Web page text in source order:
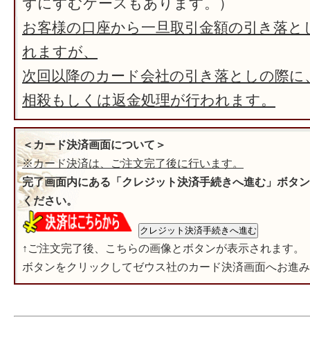
お客様の口座から一旦取引金額の引き落と
れますが、
次回以降のカード会社の引き落としの際に
相殺もしくは返金処理が行われます。
＜カード決済画面について＞
※カード決済は、ご注文完了後に行います。
完了画面内にある「クレジット決済手続きへ進む」ボタ
ください。
↑ご注文完了後、こちらの画像とボタンが表示されます。
ボタンをクリックしてゼウス社のカード決済画面へお進